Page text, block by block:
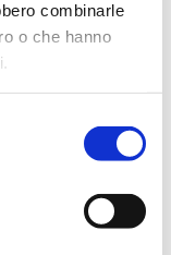
combinarle
o che hanno